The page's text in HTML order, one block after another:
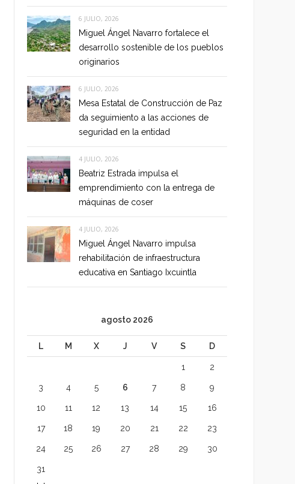
6 JULIO, 2026
Miguel Ángel Navarro fortalece el
desarrollo sostenible de los pueblos
originarios
6 JULIO, 2026
Mesa Estatal de Construcción de Paz
da seguimiento a las acciones de
seguridad en la entidad
4 JULIO, 2026
Beatriz Estrada impulsa el
emprendimiento con la entrega de
máquinas de coser
4 JULIO, 2026
Miguel Ángel Navarro impulsa
rehabilitación de infraestructura
educativa en Santiago Ixcuintla
agosto 2026
L M X J V S D
1 2
3 4 5 6 7 8 9
10 11 12 13 14 15 16
17 18 19 20 21 22 23
24 25 26 27 28 29 30
31